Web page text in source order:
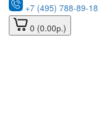
+7 (495) 788-89-18
0 (0.00р.)